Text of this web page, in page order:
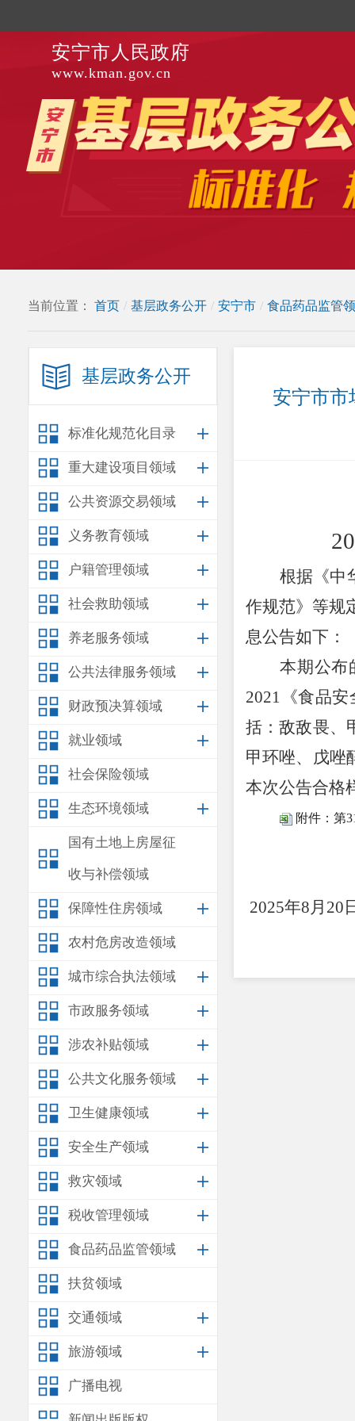
安宁市人民政府
www.kman.gov.cn
当前位置： 首页 / 基层政务公开 / 安宁市 / 食品药品监管
基层政务公开
标准化规范化目录
重大建设项目领域
公共资源交易领域
义务教育领域
户籍管理领域
社会救助领域
养老服务领域
公共法律服务领域
财政预决算领域
就业领域
社会保险领域
生态环境领域
国有土地上房屋征
收与补偿领域
保障性住房领域
农村危房改造领域
城市综合执法领域
市政服务领域
涉农补贴领域
公共文化服务领域
卫生健康领域
安全生产领域
救灾领域
税收管理领域
食品药品监管领域
扶贫领域
交通领域
旅游领域
广播电视
安宁市市
根据《中
作规范》等规
息公告如下：
本期公布
2021 《食品
括：敌敌畏、
甲环唑、戊唑
本次公告合格
附件：第
2025年8月 20